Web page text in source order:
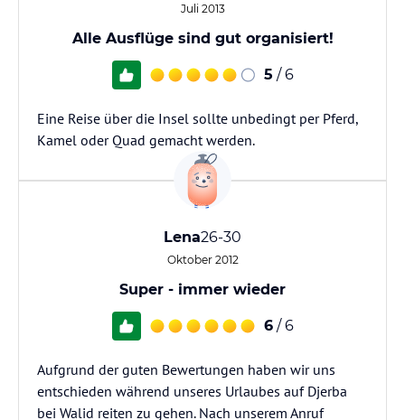
Juli 2013
Alle Ausflüge sind gut organisiert!
5 / 6
Eine Reise über die Insel sollte unbedingt per Pferd,
Kamel oder Quad gemacht werden.
Lena26-30
Oktober 2012
Super - immer wieder
6 / 6
Aufgrund der guten Bewertungen haben wir uns
entschieden während unseres Urlaubes auf Djerba
bei Walid reiten zu gehen. Nach unserem Anruf